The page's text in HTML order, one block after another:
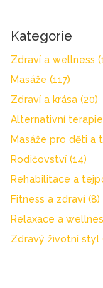
Kategorie
Zdraví a wellness
Masáže (117)
Zdraví a krása (20)
Alternativní terapie
Masáže pro děti a
Rodičovství (14)
Rehabilitace a
Fitness a zdraví (8)
Relaxace a
Zdravý životní styl